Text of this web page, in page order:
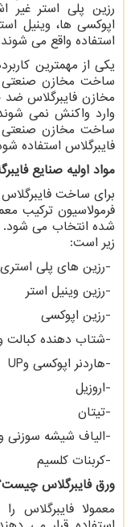
رزین پلی استر غیر
اپوکسی ها، وینیل
استفاده واقع می
یکی از مهمترین
ساخت مخازن صنعتی
مخازن فایبرگلاس
وارد واکنش نمی
ساخت مخازن صنعتی
فایبرگلاس استفاده
مواد اولیه صنایع
برای ساخت
فرمولاسیون ترکیب
شده انتخاب می شود.
زیر است:
-رزین های پلی ‏استری
-رزین وینیل استر
-رزین اپوکسی
-شتاب دهنده
-هاردنر اپوکسی وUP
-اروزیل
-تیتان
-الیاف شیشه
-کربنات کلسیم
ورق فایبرگلاس
معمولا فایبرگلاس